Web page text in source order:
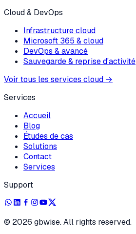
Cloud & DevOps
Infrastructure cloud
Microsoft 365 & cloud
DevOps & avancé
Sauvegarde & reprise d'activité
Voir tous les services cloud →
Services
Accueil
Blog
Études de cas
Solutions
Contact
Services
Support
© 2026 gbwise. All rights reserved.